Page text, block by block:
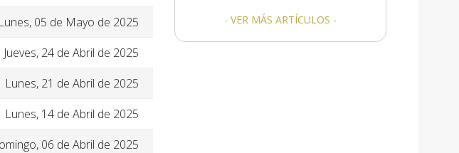
Lunes, 05 de Mayo de 2025
Jueves, 24 de Abril de 2025
Lunes, 21 de Abril de 2025
Lunes, 14 de Abril de 2025
06 de Abril de 2025
- VER MÁS ARTÍCULOS -